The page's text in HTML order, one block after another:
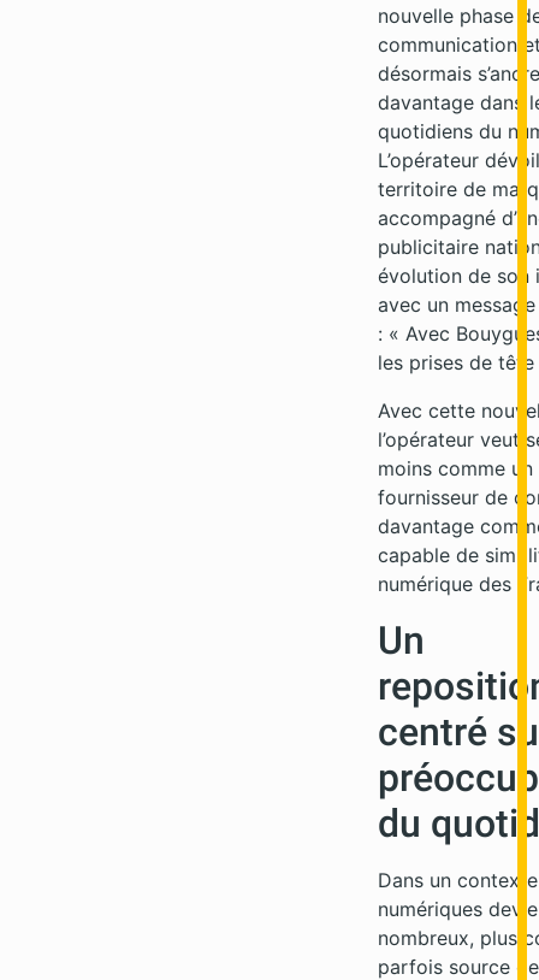
nouvelle phase
communication
désormais
davantage dans
quotidiens du
L’opérateur
territoire de
accompagné
publicitaire
évolution de son
avec un
: « Avec
les prises de tête
Avec cette
l’opérateur veut
moins comme un
fournisseur de
davantage
capable de
numérique des
Un
centré
du
Dans un
numériques
nombreux, plus
parfois source